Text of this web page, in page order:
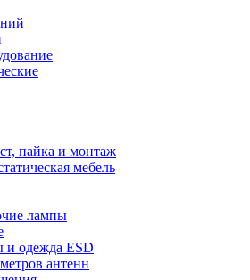
пайка и монтаж
мебель
лампы
и одежда ESD
антенн